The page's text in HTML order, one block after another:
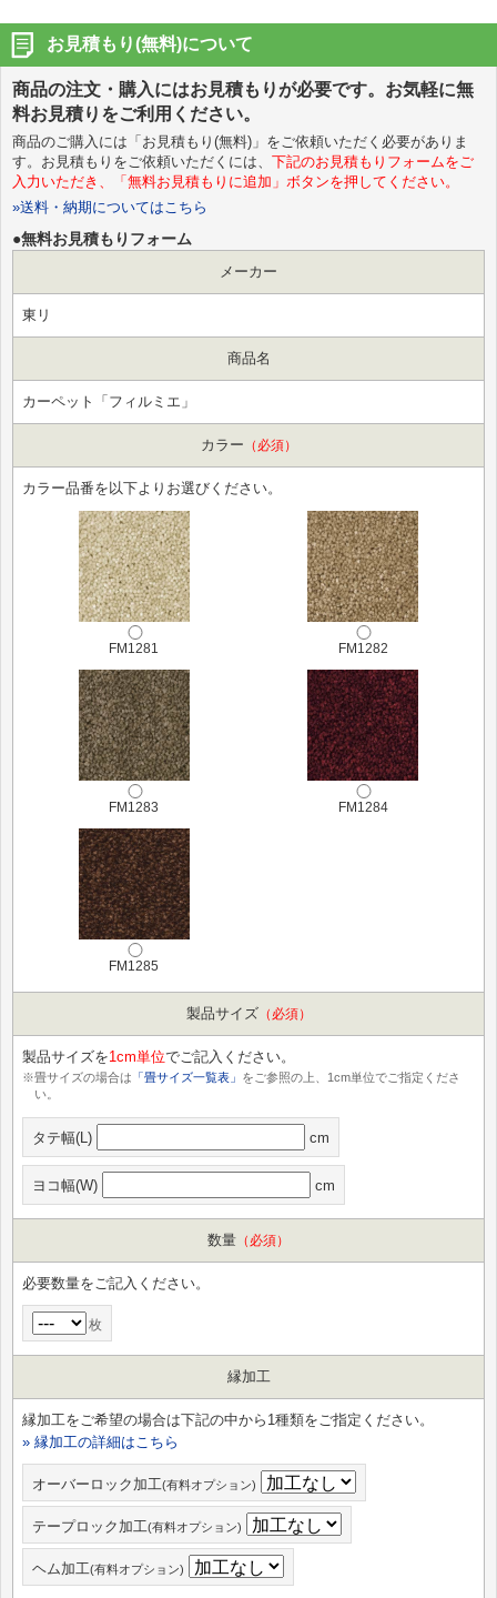
お見積もり(無料)について
商品の注文・購入にはお見積もりが必要です。お気軽に無
料お見積りをご利用ください。
商品のご購入には「お見積もり(無料)」をご依頼いただく必要がありま
す。お見積もりをご依頼いただくには、 下記のお見積もりフォームをご
入力いただき、「無料お見積もりに追加」ボタンを押してください。
»送料・納期についてはこちら
●無料お見積もりフォーム
メーカー
東リ
商品名
カーペット「フィルミエ」
カラー （必須）
カラー品番を以下よりお選びください。
FM1281 FM1282
FM1283 FM1284
FM1285
製品サイズ（必須）
製品サイズを1cm単位でご記入ください。
※畳サイズの場合は 「畳サイズ一覧表」 をご参照の上、1cm単位でご指定くださ
い。
タテ幅(L) cm
ヨコ幅(W) cm
数量 （必須）
必要数量をご記入ください。
枚
縁加工
縁加工をご希望の場合は下記の中から1種類をご指定ください。
» 縁加工の詳細はこちら
オーバーロック加工(有料オプション)
テープロック加工(有料オプション)
ヘム加工(有料オプション)